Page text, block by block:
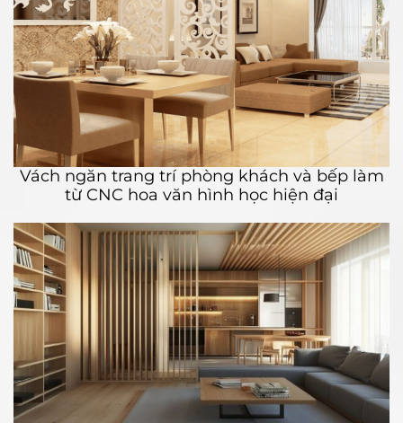
Vách ngăn trang trí phòng khách và bếp làm
từ CNC hoa văn hình học hiện đại